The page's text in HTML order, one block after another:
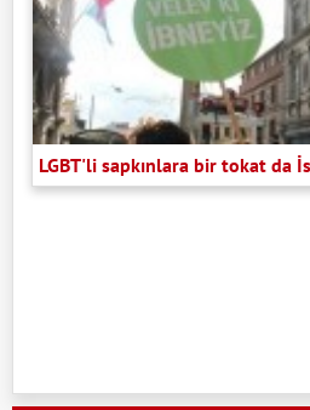
LGBT'li sapkınlara bir tokat da